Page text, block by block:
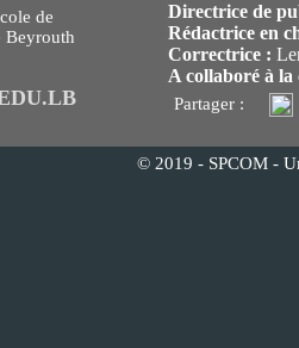
de
Beyrouth
Directrice de
Rédactrice en
Correctrice :
A collaboré à
Partager :
© 2019 - SPCOM -